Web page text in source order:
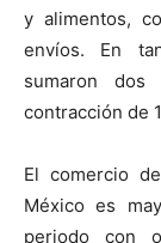
y alimentos,
envíos. En
sumaron
contracción de
El comercio
México es
periodo con